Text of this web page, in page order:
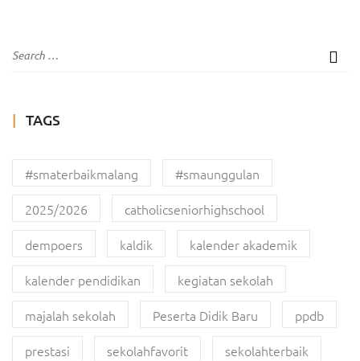
TAGS
#smaterbaikmalang
#smaunggulan
2025/2026
catholicseniorhighschool
dempoers
kaldik
kalender akademik
kalender pendidikan
kegiatan sekolah
majalah sekolah
Peserta Didik Baru
ppdb
prestasi
sekolahfavorit
sekolahterbaik